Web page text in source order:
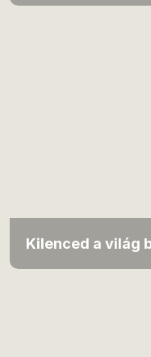
Kilenced a világ